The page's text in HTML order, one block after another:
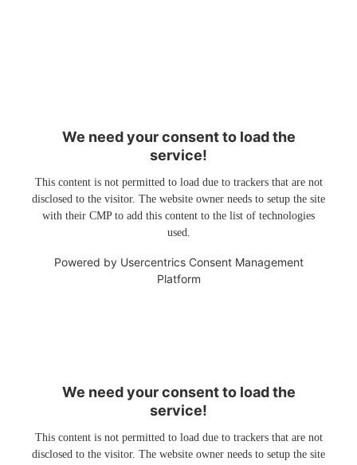
We need your consent to load the
service!
This content is not permitted to load due to trackers that are not
disclosed to the visitor. The website owner needs to setup the site
with their CMP to add this content to the list of technologies
used.
Powered by Usercentrics Consent Management
Platform
We need your consent to load the
service!
This content is not permitted to load due to trackers that are not
disclosed to the visitor. The website owner needs to setup the site